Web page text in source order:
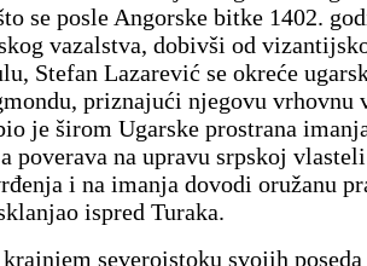
se posle Angorske bitke 1402.
vazalstva, dobivši od
Stefan Lazarević se okreće
priznajući njegovu vrhovnu
je širom Ugarske prostrana
poverava na upravu srpskoj
i na imanja dovodi oružanu
ispred Turaka.
severoistoku svojih poseda